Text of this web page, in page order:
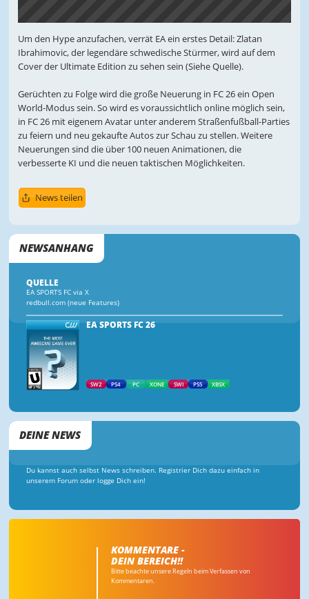
Um den Hype anzufachen, verrät EA ein erstes Detail: Zlatan
Ibrahimovic, der legendäre schwedische Stürmer, wird auf dem
Cover der Ultimate Edition zu sehen sein (Siehe Quelle).
Gerüchten zu Folge wird die große Neuerung in FC 26 ein Open
World-Modus sein. So wird es voraussichtlich online möglich sein,
in FC 26 mit eigenem Avatar unter anderem Straßenfußball-Parties
zu feiern und neu gekaufte Autos zur Schau zu stellen. Weitere
Neuerungen sind die über 100 neuen Animationen, die
verbesserte KI und die neuen taktischen Möglichkeiten.
News teilen
NEWSANHANG
QUELLE
EA SPORTS FC via X
redbull.com (neue Features)
EA SPORTS FC 26
SW2 PS4 PC XONE SWI PS5 XBSX
DEINE NEWS
Du kannst auch selbst News schreiben. Registrier Dich dazu einfach in
unserem Forum oder logge Dich ein!
KOMMENTARE -
DEIN BEREICH!!
Bitte beachte unsere Regeln beim Verfassen von
Kommentaren.